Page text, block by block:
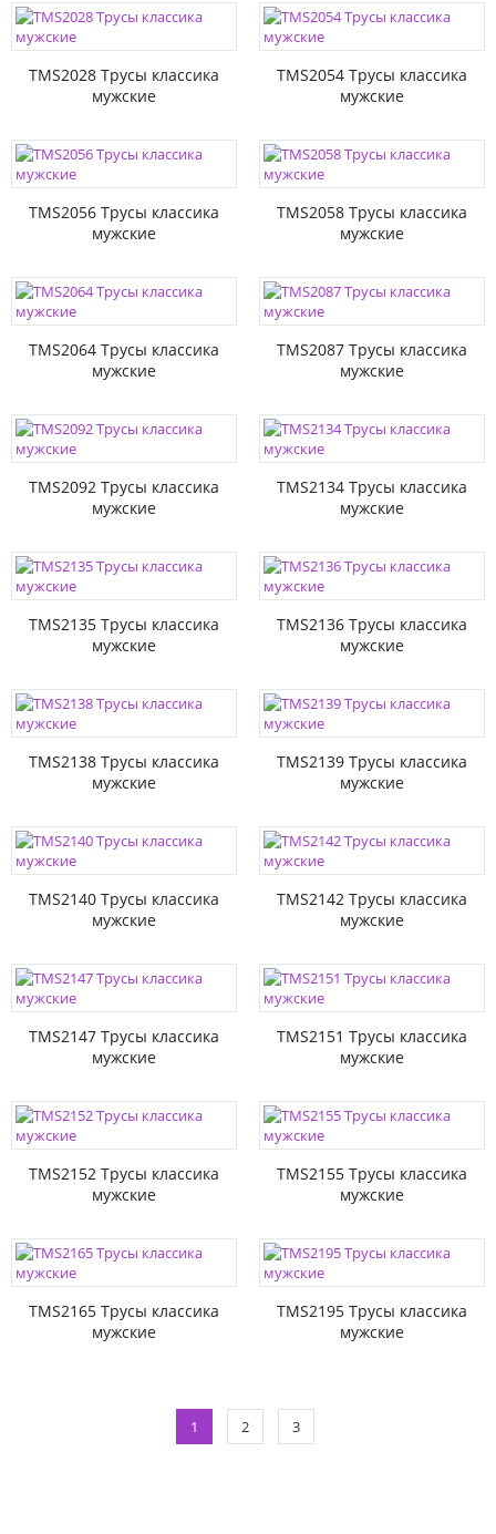
TMS2028 Трусы классика
мужские
TMS2054 Трусы классика
мужские
TMS2056 Трусы классика
мужские
TMS2058 Трусы классика
мужские
TMS2064 Трусы классика
мужские
TMS2087 Трусы классика
мужские
TMS2092 Трусы классика
мужские
TMS2134 Трусы классика
мужские
TMS2135 Трусы классика
мужские
TMS2136 Трусы классика
мужские
TMS2138 Трусы классика
мужские
TMS2139 Трусы классика
мужские
TMS2140 Трусы классика
мужские
TMS2142 Трусы классика
мужские
TMS2147 Трусы классика
мужские
TMS2151 Трусы классика
мужские
TMS2152 Трусы классика
мужские
TMS2155 Трусы классика
мужские
TMS2165 Трусы классика
мужские
TMS2195 Трусы классика
мужские
1 2 3